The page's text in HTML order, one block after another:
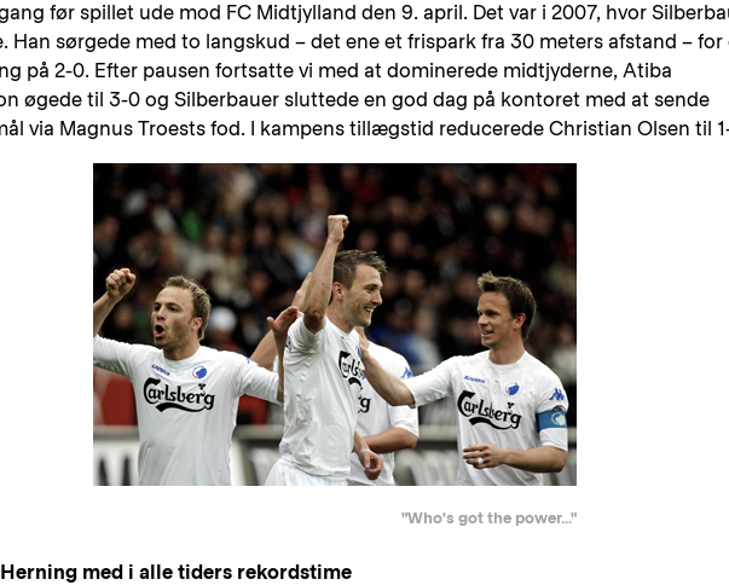
før spillet ude mod FC Midtjylland den 9. april. Det var i 2007, hvor
Han sørgede med to langskud – det ene et frispark fra 30 meters afstand – for
på 2-0. Efter pausen fortsatte vi med at dominerede midtjyderne, Atiba
øgede til 3-0 og Silberbauer sluttede en god dag på kontoret med at sende
via Magnus Troests fod. I kampens tillægstid reducerede Christian Olsen til
"Who's got the power..."
med i alle tiders rekordstime